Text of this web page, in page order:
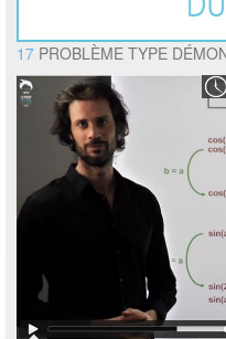
17 PROBLÈME TYPE